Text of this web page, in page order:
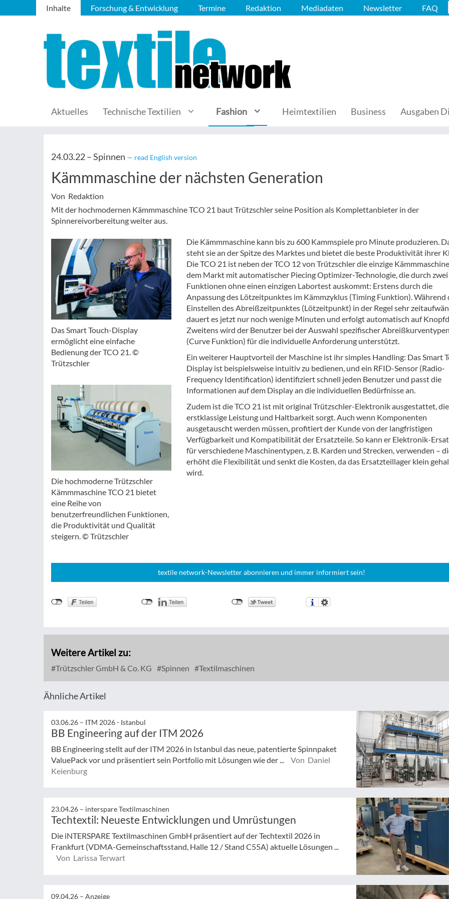
Inhalte Forschung & Entwicklung Termine Redaktion Mediadaten Newsletter FAQ
Aktuelles Technische Textilien Fashion Heimtextilien Business Ausgaben
24.03.22 –Spinnen — read English version
Kämmmaschine der nächsten Generation
Von Redaktion
Mit der hochmodernen Kämmmaschine TCO 21 baut Trützschler seine Position als Komplettanbieter in der
Spinnereivorbereitung weiter aus.
Das Smart Touch-Display
ermöglicht eine einfache
Bedienung der TCO 21. ©
Trützschler
Die hochmoderne Trützschler
Kämmmaschine TCO 21 bietet
eine Reihe von
benutzerfreundlichen Funktionen,
die Produktivität und Qualität
steigern. © Trützschler
Die Kämmmaschine kann bis zu 600 Kammspiele pro Minute produzieren.
steht sie an der Spitze des Marktes und bietet die beste Produktivität ihrer
Die TCO 21 ist neben der TCO 12 von Trützschler die einzige
dem Markt mit automatischer Piecing Optimizer-Technologie, die durch zwei
Funktionen ohne einen einzigen Labortest auskommt: Erstens durch die
Anpassung des Lötzeitpunktes im Kämmzyklus (Timing Funktion). Während
Einstellen des Abreißzeitpunktes (Lötzeitpunkt) in der Regel sehr
dauert es jetzt nur noch wenige Minuten und erfolgt automatisch auf
Zweitens wird der Benutzer bei der Auswahl spezifischer Abreißkurventypen
(Curve Funktion) für die individuelle Anforderung unterstützt.
Ein weiterer Hauptvorteil der Maschine ist ihr simples Handling: Das Smart
Display ist beispielsweise intuitiv zu bedienen, und ein RFID-Sensor (Radio-
Frequency Identification) identifiziert schnell jeden Benutzer und passt die
Informationen auf dem Display an die individuellen Bedürfnisse an.
Zudem ist die TCO 21 ist mit original Trützschler-Elektronik ausgestattet,
erstklassige Leistung und Haltbarkeit sorgt. Auch wenn Komponenten
ausgetauscht werden müssen, profitiert der Kunde von der langfristigen
Verfügbarkeit und Kompatibilität der Ersatzteile. So kann er Elektronik-
für verschiedene Maschinentypen, z. B. Karden und Strecken, verwenden –
erhöht die Flexibilität und senkt die Kosten, da das Ersatzteillager klein
wird.
textile network-Newsletter abonnieren und immer informiert sein!
Weitere Artikel zu:
Trützschler GmbH & Co. KG Spinnen Textilmaschinen
Ähnliche Artikel
03.06.26 – ITM 2026 - Istanbul
BB Engineering auf der ITM 2026
BB Engineering stellt auf der ITM 2026 in Istanbul das neue, patentierte Spinnpaket
ValuePack vor und präsentiert sein Portfolio mit Lösungen wie der ...
Von Daniel
Keienburg
23.04.26 – interspare Textilmaschinen
Techtextil: Neueste Entwicklungen und Umrüstungen
Die iNTERSPARE Textilmaschinen GmbH präsentiert auf der Techtextil 2026 in
Frankfurt (VDMA-Gemeinschaftsstand, Halle 12 / Stand C55A) aktuelle Lösungen ...
Von Larissa Terwart
09.04.26 – Anzeige